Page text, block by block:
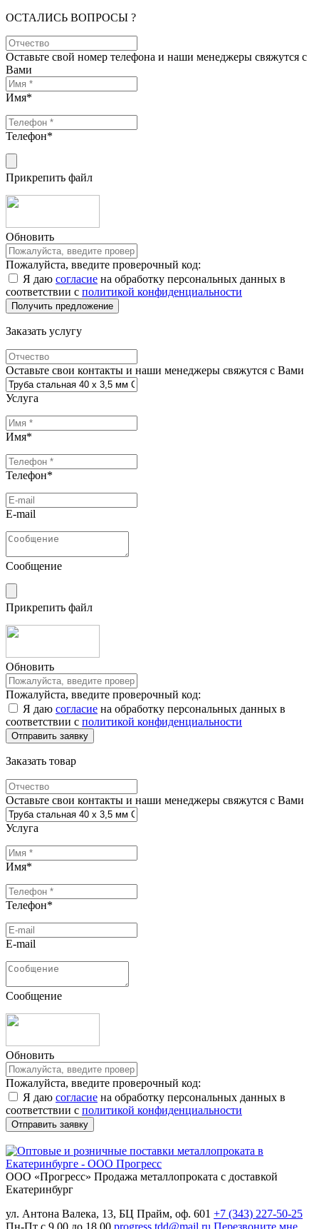
ОСТАЛИСЬ ВОПРОСЫ ?
Оставьте свой номер телефона и наши менеджеры свяжутся с
Вами
Имя*
Телефон*
Прикрепить файл
Обновить
Пожалуйста, введите проверочный код:
Я даю согласие на обработку персональных данных в
соответствии с политикой конфиденциальности
Заказать услугу
Оставьте свои контакты и наши менеджеры свяжутся с Вами
Услуга
Имя*
Телефон*
E-mail
Сообщение
Прикрепить файл
Обновить
Пожалуйста, введите проверочный код:
Я даю согласие на обработку персональных данных в
соответствии с политикой конфиденциальности
Заказать товар
Оставьте свои контакты и наши менеджеры свяжутся с Вами
Услуга
Имя*
Телефон*
E-mail
Сообщение
Обновить
Пожалуйста, введите проверочный код:
Я даю согласие на обработку персональных данных в
соответствии с политикой конфиденциальности
ООО «Прогресс» Продажа металлопроката с доставкой
Екатеринбург
ул. Антона Валека, 13, БЦ Прайм, оф. 601 +7 (343) 227-50-25
Пн-Пт с 9.00 до 18.00 progress.tdd@mail.ru Перезвоните мне